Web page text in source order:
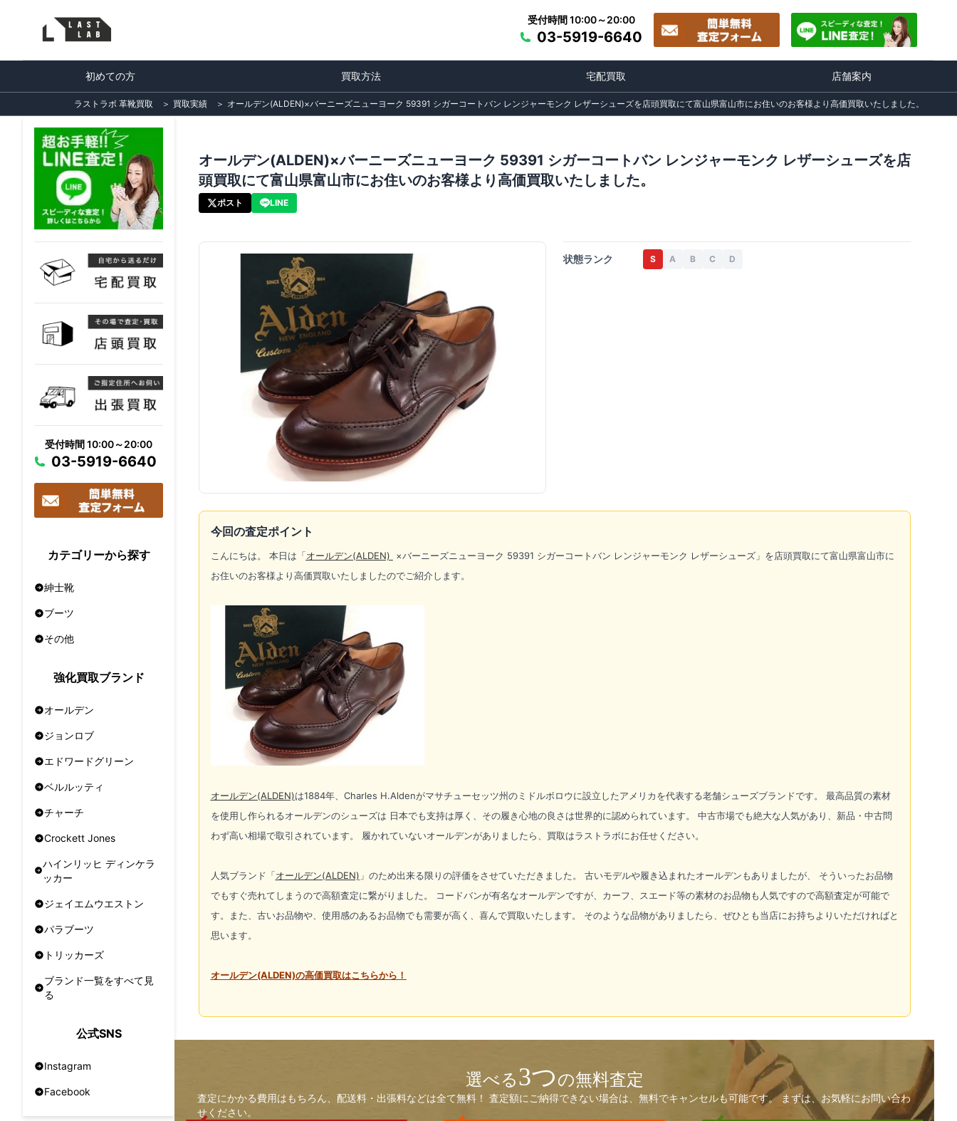
受付時間 10:00～20:00
03-5919-6640
初めての方 買取方法 宅配買取 店舗案内
ラストラボ 革靴買取 ＞ 買取実績 ＞ オールデン(ALDEN)×バーニーズニューヨーク 59391 シガーコートバン レンジャーモンク レザーシューズを店頭買取にて富山県富山市にお住いのお客様より高価買取いたしました。
受付時間 10:00～20:00
03-5919-6640
カテゴリーから探す
紳士靴
ブーツ
その他
強化買取ブランド
オールデン
ジョンロブ
エドワードグリーン
ベルルッティ
チャーチ
Crockett Jones
ハインリッヒ ディンケラ
ッカー
ジェイエムウエストン
パラブーツ
トリッカーズ
ブランド一覧をすべて見
る
公式SNS
Instagram
Facebook
オールデン(ALDEN)×バーニーズニューヨーク 59391 シガーコートバン レンジャーモンク レザーシューズを店
頭買取にて富山県富山市にお住いのお客様より高価買取いたしました。
ポスト LINE
状態ランク S A B C D
今回の査定ポイント
こんにちは。 本日は「オールデン(ALDEN)
×バーニーズニューヨーク 59391 シガーコートバン レンジャーモンク レザーシューズ」を店頭買取にて富山県富山市に
お住いのお客様より高価買取いたしましたのでご紹介します。
オールデン(ALDEN)は1884年、Charles H.Aldenがマサチューセッツ州のミドルボロウに設立したアメリカを代表する老舗シューズブランドです。 最高品質の素材
を使用し作られるオールデンのシューズは 日本でも支持は厚く、その履き心地の良さは世界的に認められています。 中古市場でも絶大な人気があり、新品・中古問
わず高い相場で取引されています。 履かれていないオールデンがありましたら、買取はラストラボにお任せください。
人気ブランド「オールデン(ALDEN) 」のため出来る限りの評価をさせていただきました。 古いモデルや履き込まれたオールデンもありましたが、 そういったお品物
でもすぐ売れてしまうので高額査定に繋がりました。 コードバンが有名なオールデンですが、カーフ、スエード等の素材のお品物も人気ですので高額査定が可能で
す。また、古いお品物や、使用感のあるお品物でも需要が高く、喜んで買取いたします。 そのような品物がありましたら、ぜひとも当店にお持ちよりいただければと
思います。
オールデン(ALDEN)の高価買取はこちらから！
選べる3つの無料査定
査定にかかる費用はもちろん、配送料・出張料などは全て無料！ 査定額にご納得できない場合は、無料でキャンセルも可能です。 まずは、お気軽にお問い合わ
せください。